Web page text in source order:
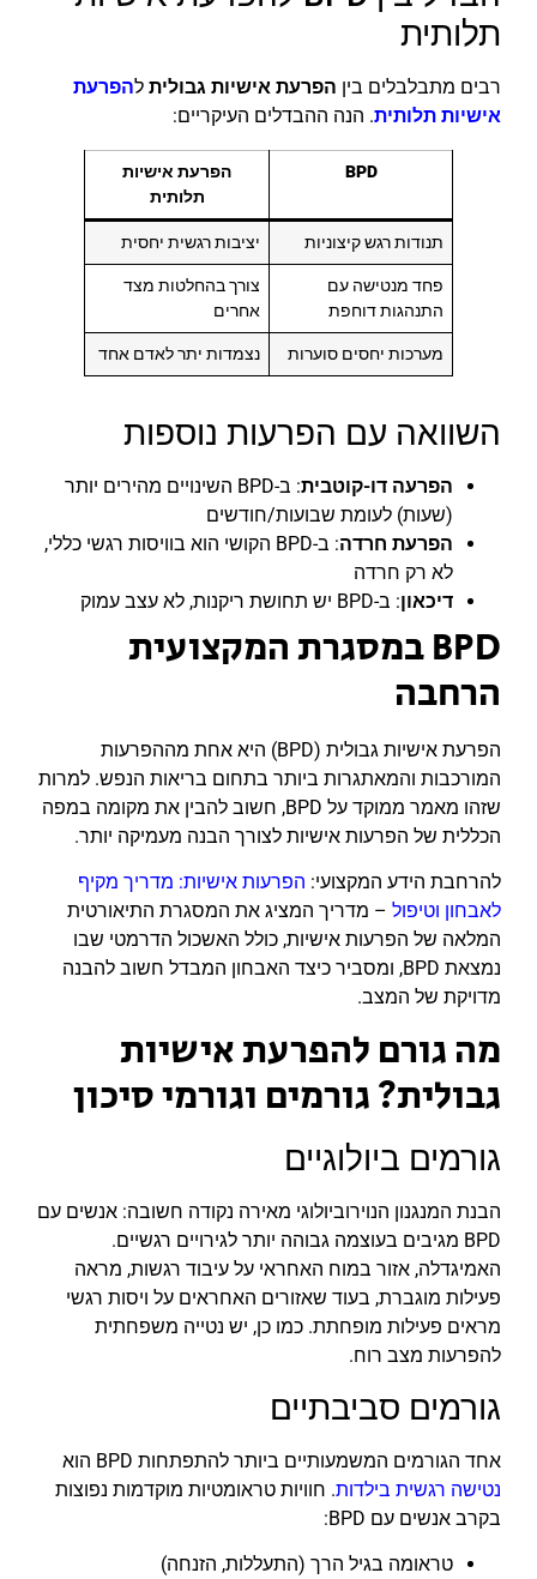
תלותית
רבים מתבלבלים בין הפרעת אישיות גבולית להפרעת
אישיות תלותית. הנה ההבדלים העיקריים:
BPD
הפרעת אישיות
תלותית
תנודות רגש קיצוניות יציבות רגשית יחסית
פחד מנטישה עם
התנהגות דוחפת
צורך בהחלטות מצד
אחרים
מערכות יחסים סוערות נצמדות יתר לאדם אחד
השוואה עם הפרעות נוספות
הפרעה דו-קוטבית
: ב-BPD השינויים מהירים יותר
(שעות) לעומת שבועות/חודשים
הפרעת חרדה
: ב-BPD הקושי הוא בוויסות רגשי כללי,
לא רק חרדה
דיכאון: ב-BPD יש תחושת ריקנות, לא עצב עמוק
BPD במסגרת המקצועית
הרחבה
הפרעת אישיות גבולית (BPD) היא אחת מההפרעות
המורכבות והמאתגרות ביותר בתחום בריאות הנפש. למרות
שזהו מאמר ממוקד על BPD, חשוב להבין את מקומה במפה
הכללית של הפרעות אישיות לצורך הבנה מעמיקה יותר.
להרחבת הידע המקצועי: הפרעות אישיות: מדריך מקיף
לאבחון וטיפול – מדריך המציג את המסגרת התיאורטית
המלאה של הפרעות אישיות, כולל האשכול הדרמטי שבו
נמצאת BPD, ומסביר כיצד האבחון המבדל חשוב להבנה
מדויקת של המצב.
מה גורם להפרעת אישיות
גבולית? גורמים וגורמי סיכון
גורמים ביולוגיים
הבנת המנגנון הנוירוביולוגי מאירה נקודה חשובה: אנשים עם
BPD מגיבים בעוצמה גבוהה יותר לגירויים רגשיים.
האמיגדלה, אזור במוח האחראי על עיבוד רגשות, מראה
פעילות מוגברת, בעוד שאזורים האחראים על ויסות רגשי
מראים פעילות מופחתת. כמו כן, יש נטייה משפחתית
להפרעות מצב רוח.
גורמים סביבתיים
אחד הגורמים המשמעותיים ביותר להתפתחות BPD הוא
נטישה רגשית בילדות. חוויות טראומטיות מוקדמות נפוצות
בקרב אנשים עם BPD:
טראומה בגיל הרך (התעללות, הזנחה)